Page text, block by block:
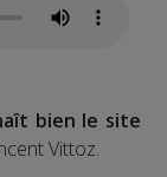
bien le site
Vittoz.